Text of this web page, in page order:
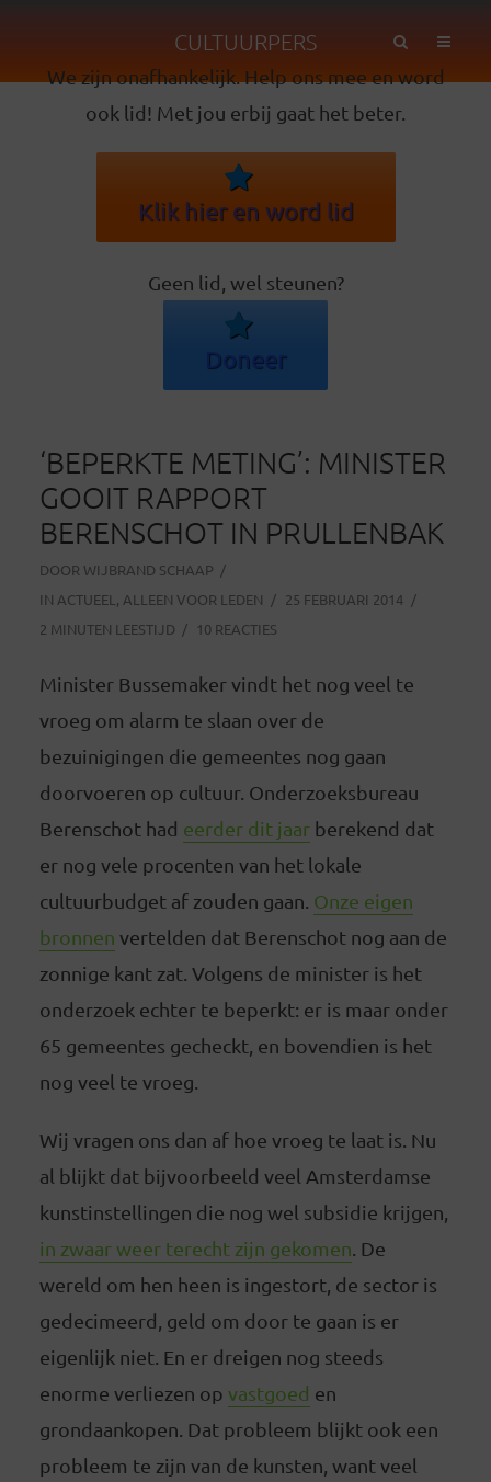
CULTUURPERS
We zijn onafhankelijk. Help ons mee en word
ook lid! Met jou erbij gaat het beter.
Klik hier en word lid
Geen lid, wel steunen?
Doneer
‘BEPERKTE METING’: MINISTER
GOOIT RAPPORT
BERENSCHOT IN PRULLENBAK
DOOR WIJBRAND SCHAAP
IN ACTUEEL , ALLEEN VOOR LEDEN
25 FEBRUARI 2014
2 MINUTEN LEESTIJD
10 REACTIES
Minister Bussemaker vindt het nog veel te
vroeg om alarm te slaan over de
bezuinigingen die gemeentes nog gaan
doorvoeren op cultuur. Onderzoeksbureau
Berenschot had eerder dit jaarberekend dat
er nog vele procenten van het lokale
cultuurbudget af zouden gaan. Onze eigen
bronnen vertelden dat Berenschot nog aan de
zonnige kant zat. Volgens de minister is het
onderzoek echter te beperkt: er is maar onder
65 gemeentes gecheckt, en bovendien is het
nog veel te vroeg.
Wij vragen ons dan af hoe vroeg te laat is. Nu
al blijkt dat bijvoorbeeld veel Amsterdamse
kunstinstellingen die nog wel subsidie krijgen,
in zwaar weer terecht zijn gekomen . De
wereld om hen heen is ingestort, de sector is
gedecimeerd, geld om door te gaan is er
eigenlijk niet. En er dreigen nog steeds
enorme verliezen op vastgoed en
grondaankopen. Dat probleem blijkt ook een
probleem te zijn van de kunsten, want veel